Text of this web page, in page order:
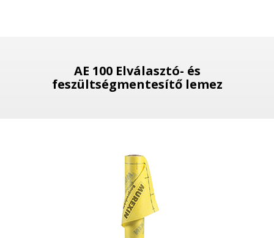
AE 100 Elválasztó- és
feszültségmentesítő lemez